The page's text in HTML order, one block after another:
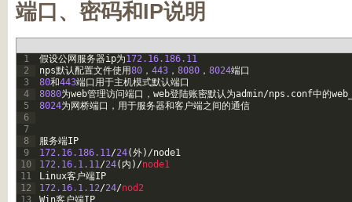
端口、密码和IP说明
1
2
3
4
5
6
7
8
9
10
11
12
13
假设公网服务器ip为172.16.186.11
nps默认配置文件使用80 ， 443 ， 8080 ， 8024端口
80和443端口用于主机模式默认端口
8080为web管理访问端口， web登陆账密默认为admin/nps . conf中的web
8024为网桥端口，用于服务器和客户端之间的通信
服务端IP
172.16.186.11/24(外) /node1
172.16.1.11/24( 内 ) /node1
Linux客户端IP
172.16.1.12/24/nod2
Win客户端IP